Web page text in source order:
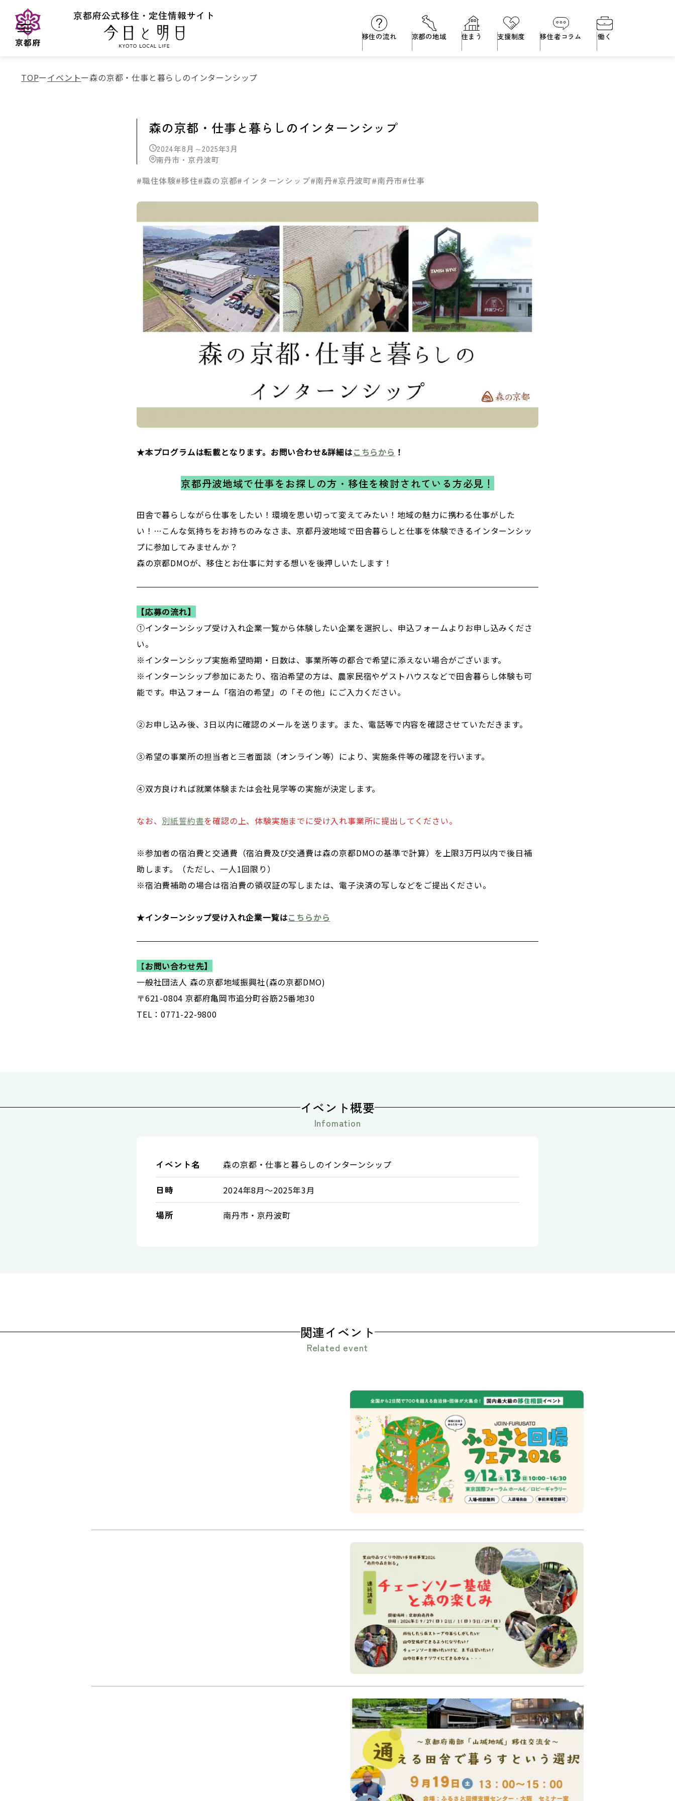
京都府公式移住・定住情報サイト
京都府
移住の流れ 京都の地域 住まう 支援制度 移住者コラム 働く
TOP イベント 森の京都・仕事と暮らしのインターンシップ
森の京都・仕事と暮らしのインターンシップ
2024年8月～2025年3月
南丹市・京丹波町
#職住体験#移住#森の京都#インターンシップ#南丹#京丹波町#南丹市#仕事
★本プログラムは転載となります。お問い合わせ&詳細はこちらから ！
京都丹波地域で仕事をお探しの方・移住を検討されている方必見！
田舎で暮らしながら仕事をしたい！環境を思い切って変えてみたい！地域の魅力に携わる仕事がした
い！…こんな気持ちをお持ちのみなさま、京都丹波地域で田舎暮らしと仕事を体験できるインターンシッ
プに参加してみませんか？
森の京都DMOが、移住とお仕事に対する想いを後押しいたします！
【応募の流れ】
①インターンシップ受け入れ企業一覧から体験したい企業を選択し、申込フォームよりお申し込みくださ
い。
※インターンシップ実施希望時期・日数は、事業所等の都合で希望に添えない場合がございます。
※インターンシップ参加にあたり、宿泊希望の方は、農家民宿やゲストハウスなどで田舎暮らし体験も可
能です。申込フォーム「宿泊の希望」の「その他」にご入力ください。
②お申し込み後、3日以内に確認のメールを送ります。また、電話等で内容を確認させていただきます。
③希望の事業所の担当者と三者面談（オンライン等）により、実施条件等の確認を行います。
④双方良ければ就業体験または会社見学等の実施が決定します。
なお、 別紙誓約書を確認の上、体験実施までに受け入れ事業所に提出してください。
※参加者の宿泊費と交通費（宿泊費及び交通費は森の京都DMOの基準で計算）を上限3万円以内で後日補
助します。（ただし、一人1回限り）
※宿泊費補助の場合は宿泊費の領収証の写しまたは、電子決済の写しなどをご提出ください。
★インターンシップ受け入れ企業一覧はこちらから
【お問い合わせ先】
一般社団法人 森の京都地域振興社(森の京都DMO)
〒621-0804 京都府亀岡市追分町谷筋25番地30
TEL：0771-22-9800
イベント概要
Infomation
イベント名 森の京都・仕事と暮らしのインターンシップ
日時 2024年8月～2025年3月
場所 南丹市・京丹波町
関連イベント
Related event
ふるさと回帰フェア2026【東京開催/両日
出展】
2026年9月12日(土)・13日(日) 10:00～16:30
東京国際フォーラム ホールE・ロビーギャラリー
フェア
京丹波町 亀岡市 笠置町 京都市
Uターン
【参加者募集！】南丹の森で学を創る
2026：チェーンソー基礎と森の楽しみ
（連続講座）
第1回：9/27（日）、第2回：11/1（日）、第3回：
11/29（日）
南丹市八木町、日吉町内
職住体験
京都 地域活性化 森の京都
体験
南丹
京丹波町 南丹市 亀岡市 林業 里山
「通える田舎で暮らすという選択」 ～
京都府南部「山城地域」 移住交流会～
令和８年９月１９日（土） 13:00～15:00（予定）
申込締切：令和８年９月１６日（水）１７時
ふるさと回帰支援センター・大阪 セミナー室
（大阪市中央区本町橋２－３１ シティプラザ大阪 ４階
お茶の京都
交流会 移住 つながりづくり
地域活性化
セミナー
オンライン開催 山城 井手町 笠置町